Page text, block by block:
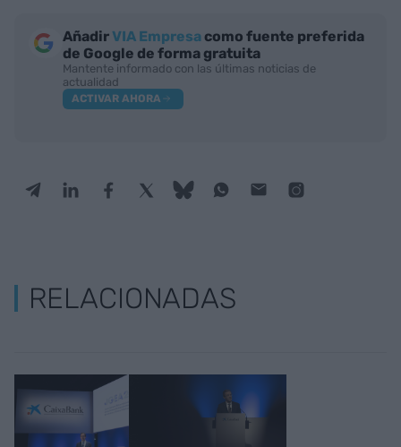
AñadirVIA Empresa como fuente preferida
de Google de forma gratuita
Mantente informado con las últimas noticias de
actualidad
ACTIVAR AHORA
RELACIONADAS